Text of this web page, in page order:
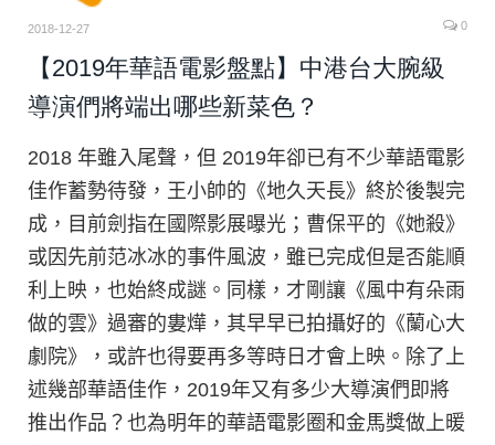
2018-12-27 0
【2019年華語電影盤點】中港台大腕級
導演們將端出哪些新菜色？
2018 年雖入尾聲，但 2019年卻已有不少華語電影
佳作蓄勢待發，王小帥的《地久天長》終於後製完
成，目前劍指在國際影展曝光；曹保平的《她殺》
或因先前范冰冰的事件風波，雖已完成但是否能順
利上映，也始終成謎。同樣，才剛讓《風中有朵雨
做的雲》過審的婁燁，其早早已拍攝好的《蘭心大
劇院》，或許也得要再多等時日才會上映。除了上
述幾部華語佳作，2019年又有多少大導演們即將
推出作品？也為明年的華語電影圈和金馬獎做上暖